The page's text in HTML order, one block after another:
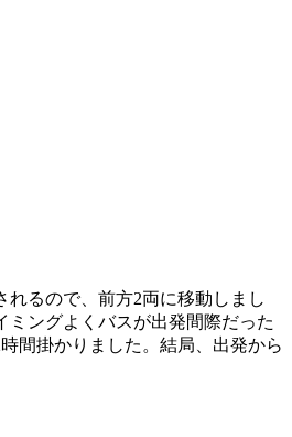
れるので、前方2両に移動しまし
ミングよくバスが出発間際だった
間掛かりました。結局、出発から